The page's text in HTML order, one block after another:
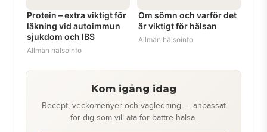
Protein – extra viktigt för
läkning vid autoimmun
sjukdom och IBS
Allmän hälsoinfo
Om sömn och varför det
är viktigt för hälsan
Allmän hälsoinfo
Kom igång idag
Recept, veckomenyer och vägledning — anpassat
för dig som vill äta för bättre hälsa.